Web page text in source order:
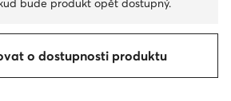
bude produkt opět dostupný.
o dostupnosti produktu